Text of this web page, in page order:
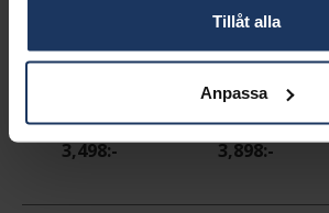
Tillåt alla
Anpassa
HALLBERGS GULD
3,498:-
HALLBERGS GULD
3,898:-